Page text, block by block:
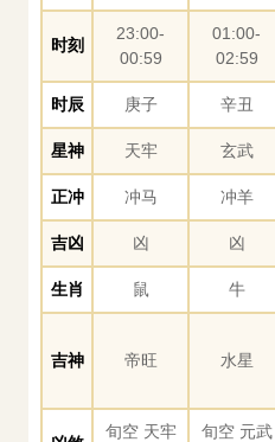
时刻
23:00-
00:59
01:00-
02:59
时辰 庚子 辛丑
星神 天牢 玄武
正冲 冲马 冲羊
吉凶 凶 凶
生肖 鼠 牛
吉神 帝旺 水星
旬空 天牢
旬空 元武